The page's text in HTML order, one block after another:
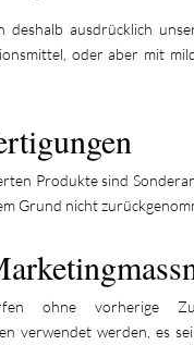
deshalb ausdrücklich
oder aber mit
Produkte sind
Grund nicht
ohne vorherige
verwendet werden, es